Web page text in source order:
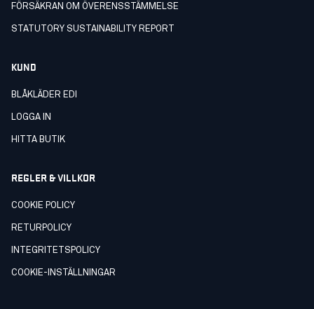
FÖRSÄKRAN OM ÖVERENSSTÄMMELSE
STATUTORY SUSTAINABILITY REPORT
KUND
BLÅKLÄDER EDI
LOGGA IN
HITTA BUTIK
REGLER & VILLKOR
COOKIE POLICY
RETURPOLICY
INTEGRITETSPOLICY
COOKIE-INSTÄLLNINGAR